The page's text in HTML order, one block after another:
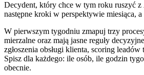
Decydent, który chce w tym roku ruszyć
następne kroki w perspektywie miesiąca,
W pierwszym tygodniu zmapuj trzy
mierzalne oraz mają jasne reguły
zgłoszenia obsługi klienta, scoring
Spisz dla każdego: ile osób, ile godzin
obecnie.